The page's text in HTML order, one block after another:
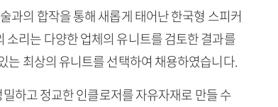
과의 합작을 통해 새롭게 태어난 한국형 스피커
리는 다양한 업체의 유니트를 검토한 결과를
는 최상의 유니트를 선택하여 채용하였습니다.
하고 정교한 인클로저를 자유자재로 만들 수